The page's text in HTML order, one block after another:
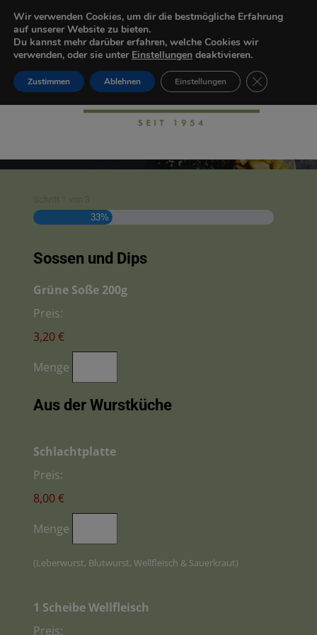
33%
Sossen und Dips
Grüne Soße 200gMenge
Preis:
3,20 €
Menge
Aus der Wurstküche
SchlachtplatteMenge
Preis:
8,00 €
Menge
(Leberwurst, Blutwurst, Wellfleisch & Sauerkraut)
1 Scheibe Wellfleisch
Preis:
Wir verwenden Cookies, um dir die bestmögliche Erfahrung
auf unserer Website zu bieten.
Du kannst mehr darüber erfahren, welche Cookies wir
verwenden, oder sie unter Einstellungen deaktivieren.
Zustimmen Ablehnen Einstellungen GDPR